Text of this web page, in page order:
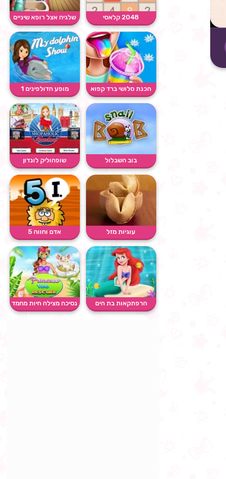
2048 קלאסי שלגיה אצל רופא שיניים
הכנת סלושי ברד קפוא מופע הדולפינים 1
בוב השבלול שופהוליק לונדון
עוגיות מזל אדם וחווה 5
הרפתקאות בת הים
הקטנה
נסיכה מצילה חיות מחמד